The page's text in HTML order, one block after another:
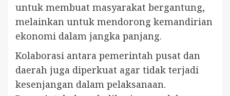
untuk membuat masyarakat bergantung,
melainkan untuk mendorong kemandirian
ekonomi dalam jangka panjang.
Kolaborasi antara pemerintah pusat dan
daerah juga diperkuat agar tidak terjadi
kesenjangan dalam pelaksanaan.